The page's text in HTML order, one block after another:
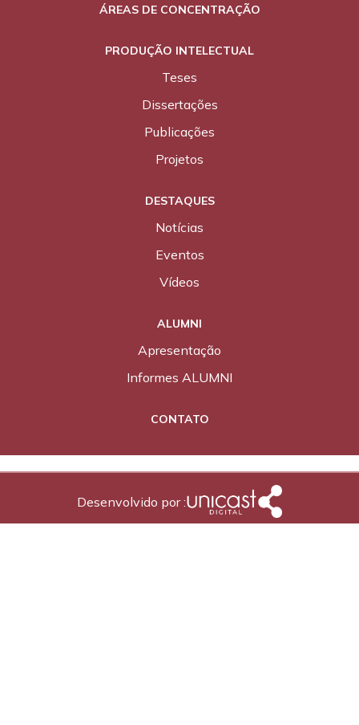
ÁREAS DE CONCENTRAÇÃO
PRODUÇÃO INTELECTUAL
Teses
Dissertações
Publicações
Projetos
DESTAQUES
Notícias
Eventos
Vídeos
ALUMNI
Apresentação
Informes ALUMNI
CONTATO
Desenvolvido por :